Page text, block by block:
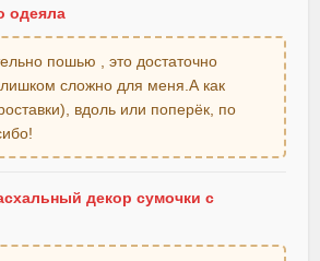
одеяла
пошью , это достаточно
сложно для меня.А как
вдоль или поперёк, по
декор сумочки с